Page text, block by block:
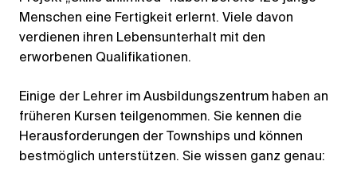
Menschen eine Fertigkeit erlernt. Viele davon
verdienen ihren Lebensunterhalt mit den
erworbenen Qualifikationen.
Einige der Lehrer im Ausbildungszentrum haben an
früheren Kursen teilgenommen. Sie kennen die
Herausforderungen der Townships und können
bestmöglich unterstützen. Sie wissen ganz genau: